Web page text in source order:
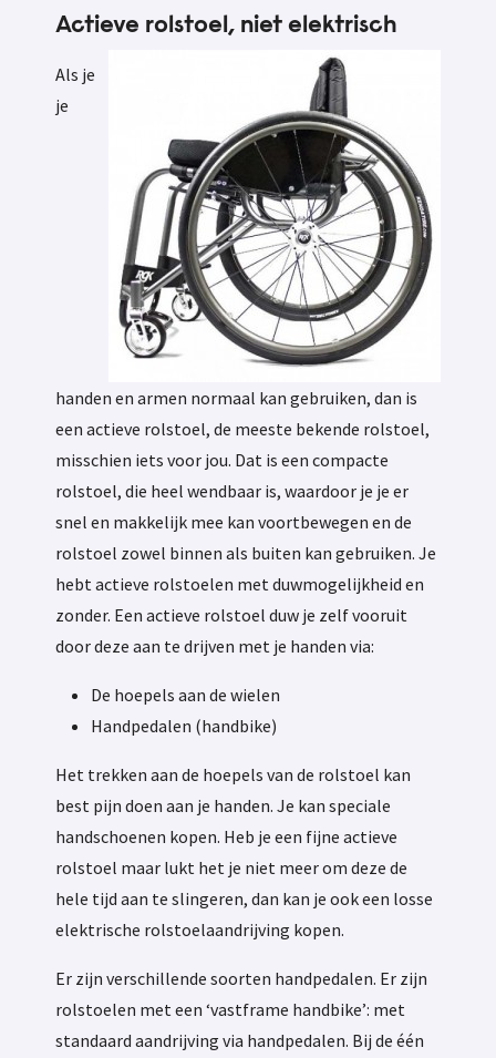
Actieve rolstoel, niet elektrisch
Als je
je
handen en armen normaal kan gebruiken, dan is
een actieve rolstoel, de meeste bekende rolstoel,
misschien iets voor jou. Dat is een compacte
rolstoel, die heel wendbaar is, waardoor je je er
snel en makkelijk mee kan voortbewegen en de
rolstoel zowel binnen als buiten kan gebruiken. Je
hebt actieve rolstoelen met duwmogelijkheid en
zonder. Een actieve rolstoel duw je zelf vooruit
door deze aan te drijven met je handen via:
De hoepels aan de wielen
Handpedalen (handbike)
Het trekken aan de hoepels van de rolstoel kan
best pijn doen aan je handen. Je kan speciale
handschoenen kopen. Heb je een fijne actieve
rolstoel maar lukt het je niet meer om deze de
hele tijd aan te slingeren, dan kan je ook een losse
elektrische rolstoelaandrijving kopen.
Er zijn verschillende soorten handpedalen. Er zijn
rolstoelen met een ‘vastframe handbike’: met
standaard aandrijving via handpedalen. Bij de één